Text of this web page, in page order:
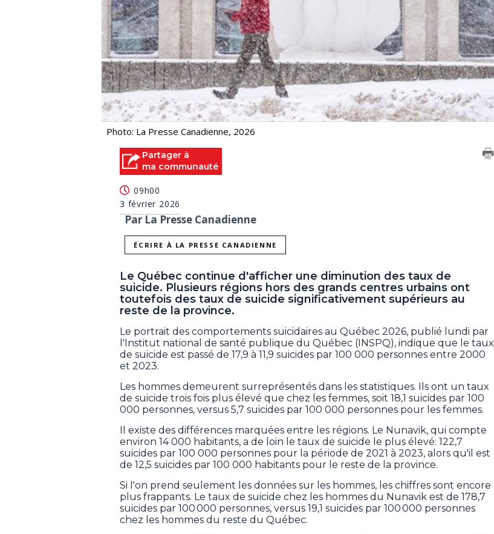
Photo: La Presse Canadienne, 2026
Partager à
ma communauté
09h00
3 février 2026
Par La Presse Canadienne
ÉCRIRE À LA PRESSE CANADIENNE
Le Québec continue d'afficher une diminution des taux de
suicide. Plusieurs régions hors des grands centres urbains ont
toutefois des taux de suicide significativement supérieurs au
reste de la province.
Le portrait des comportements suicidaires au Québec 2026, publié lundi par
l'Institut national de santé publique du Québec (INSPQ), indique que le taux
de suicide est passé de 17,9 à 11,9 suicides par 100 000 personnes entre 2000
et 2023.
Les hommes demeurent surreprésentés dans les statistiques. Ils ont un taux
de suicide trois fois plus élevé que chez les femmes, soit 18,1 suicides par 100
000 personnes, versus 5,7 suicides par 100 000 personnes pour les femmes.
Il existe des différences marquées entre les régions. Le Nunavik, qui compte
environ 14 000 habitants, a de loin le taux de suicide le plus élevé: 122,7
suicides par 100 000 personnes pour la période de 2021 à 2023, alors qu'il est
de 12,5 suicides par 100 000 habitants pour le reste de la province.
Si l'on prend seulement les données sur les hommes, les chiffres sont encore
plus frappants. Le taux de suicide chez les hommes du Nunavik est de 178,7
suicides par 100 000 personnes, versus 19,1 suicides par 100 000 personnes
chez les hommes du reste du Québec.